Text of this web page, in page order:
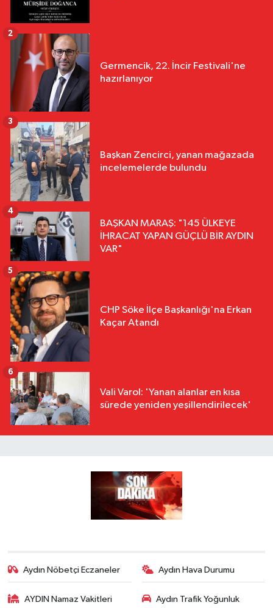
Germencik, 22. İncir Festivali'ne
hazırlanıyor
2
Başkan Zencirci, yanan mağazada
incelemelerde bulundu
3
BAŞKAN MARAŞ: "145 ÜLKEYE
İHRACAT YAPAN GÜÇLÜ BİR AYDIN
VAR"
4
CHP Söke İlçe Başkanlığı'na Erkan
Kaçar Atandı
5
Vali Varol: 'Yanan alanlar en kısa
sürede yeniden yeşillendirilecek'
6
Aydın Nöbetçi Eczaneler Aydın Hava Durumu
AYDIN Namaz Vakitleri Aydın Trafik Yoğunluk